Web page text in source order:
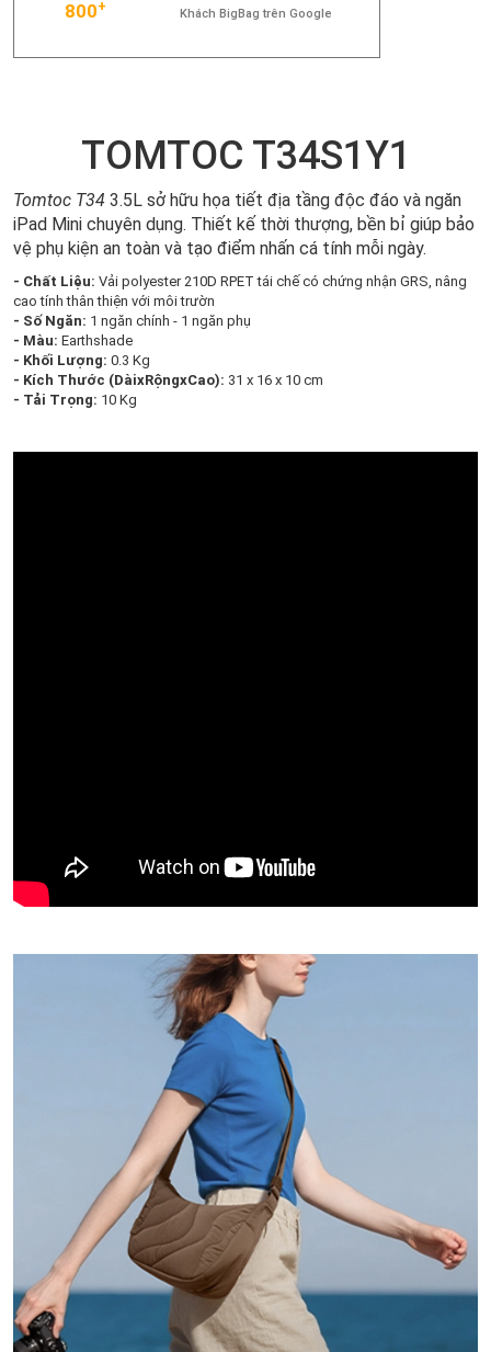
800+ Khách BigBag trên Google
TOMTOC T34S1Y1
Tomtoc T34 3.5L sở hữu họa tiết địa tầng độc đáo và ngăn
iPad Mini chuyên dụng. Thiết kế thời thượng, bền bỉ giúp bảo
vệ phụ kiện an toàn và tạo điểm nhấn cá tính mỗi ngày.
- Chất Liệu: Vải polyester 210D RPET tái chế có chứng nhận GRS, nâng
cao tính thân thiện với môi trườn
- Số Ngăn: 1 ngăn chính - 1 ngăn phụ
- Màu: Earthshade
- Khối Lượng: 0.3 Kg
- Kích Thước (DàixRộngxCao): 31 x 16 x 10 cm
- Tải Trọng: 10 Kg